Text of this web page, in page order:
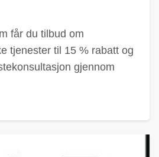
får du tilbud om
tjenester til 15 % rabatt og
gjennom